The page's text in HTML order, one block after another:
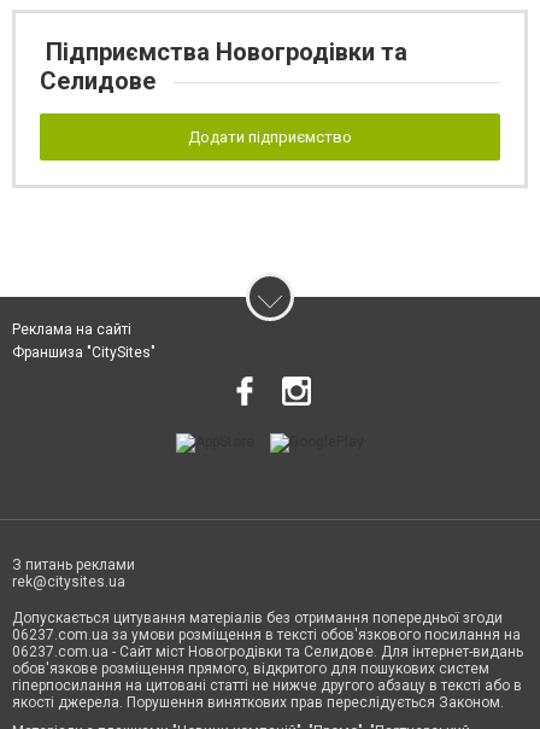
Підприємства Новогродівки та
Селидове
Додати підприємство
Реклама на сайті
Франшиза "CitySites"
З питань реклами
rek@citysites.ua
Допускається цитування матеріалів без отримання попередньої згоди
06237.com.ua за умови розміщення в тексті обов'язкового посилання на
06237.com.ua - Сайт міст Новогродівки та Селидове. Для інтернет-видань
обов'язкове розміщення прямого, відкритого для пошукових систем
гіперпосилання на цитовані статті не нижче другого абзацу в тексті або в
якості джерела. Порушення виняткових прав переслідується Законом.